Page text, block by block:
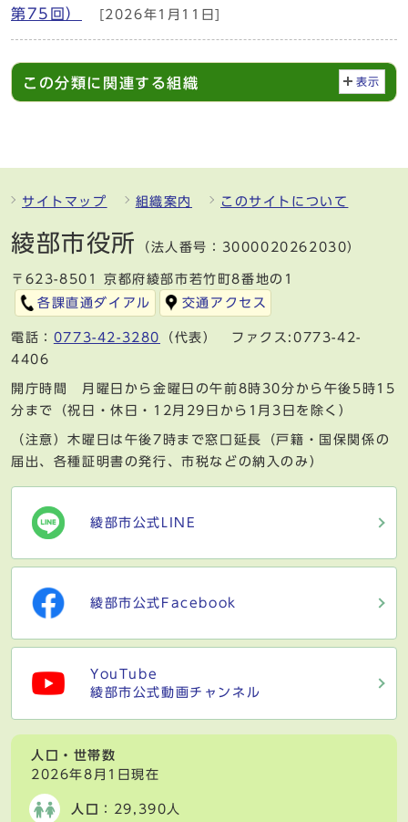
第75回）
[2026年1月11日]
この分類に関連する組織 表示
サイトマップ 組織案内 このサイトについて
綾部市役所 （法人番号：3000020262030）
〒623-8501 京都府綾部市若竹町8番地の1
各課直通ダイアル
交通アクセス
電話： 0773-42-3280
（代表） ファクス:0773-42-
4406
開庁時間 月曜日から金曜日の午前8時30分から午後5時15
分まで（祝日・休日・12月29日から1月3日を除く）
（注意）木曜日は午後7時まで窓口延長（戸籍・国保関係の
届出、各種証明書の発行、市税などの納入のみ）
綾部市公式LINE
綾部市公式Facebook
YouTube
綾部市公式動画チャンネル
人口・世帯数
2026年8月1日現在
人口 ：29,390人